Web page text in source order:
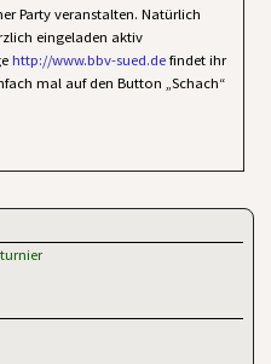
Party veranstalten. Natürlich
eingeladen aktiv
http://www.bbv-sued.defindet ihr
mal auf den Button „Schach“